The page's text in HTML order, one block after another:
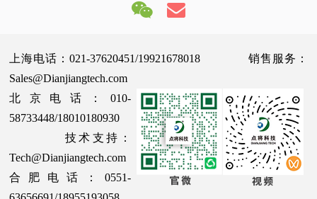
上海电话：021-37620451/19921678018 销售服务：
Sales@Dianjiangtech.com
北京电话：010-
58733448/18010180930
技术支持：
Tech@Dianjiangtech.com
合肥电话：0551-